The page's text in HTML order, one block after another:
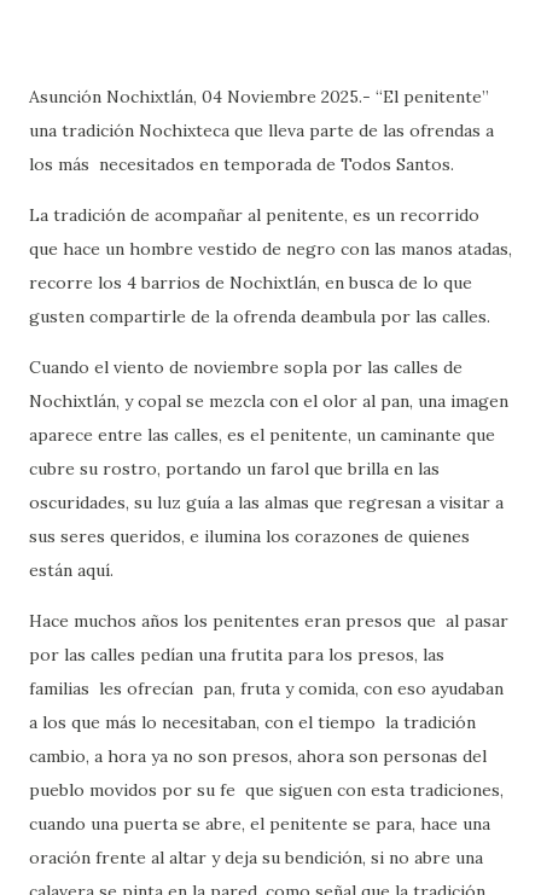
Asunción Nochixtlán, 04 Noviembre 2025.- “El penitente”
una tradición Nochixteca que lleva parte de las ofrendas a
los más necesitados en temporada de Todos Santos.
La tradición de acompañar al penitente, es un recorrido
que hace un hombre vestido de negro con las manos atadas,
recorre los 4 barrios de Nochixtlán, en busca de lo que
gusten compartirle de la ofrenda deambula por las calles.
Cuando el viento de noviembre sopla por las calles de
Nochixtlán, y copal se mezcla con el olor al pan, una imagen
aparece entre las calles, es el penitente, un caminante que
cubre su rostro, portando un farol que brilla en las
oscuridades, su luz guía a las almas que regresan a visitar a
sus seres queridos, e ilumina los corazones de quienes
están aquí.
Hace muchos años los penitentes eran presos que al pasar
por las calles pedían una frutita para los presos, las
familias les ofrecían pan, fruta y comida, con eso ayudaban
a los que más lo necesitaban, con el tiempo la tradición
cambio, a hora ya no son presos, ahora son personas del
pueblo movidos por su fe que siguen con esta tradiciones,
cuando una puerta se abre, el penitente se para, hace una
oración frente al altar y deja su bendición, si no abre una